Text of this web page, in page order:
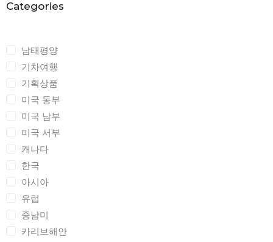
Categories
남태평양
기차여행
기획상품
미국 동부
미국 남부
미국 서부
캐나다
한국
아시아
유럽
중남미
카리브해안